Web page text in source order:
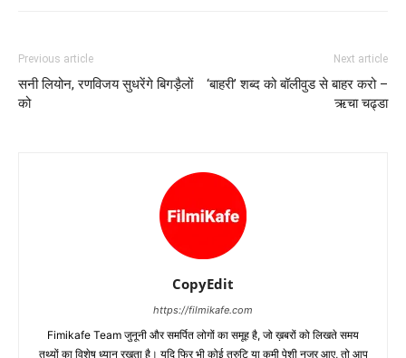
Previous article
सनी लियोन, रणविजय सुधरेंगे बिगड़ैलों
को
Next article
‘बाहरी’ शब्‍द को बॉलीवुड से बाहर करो –
ऋचा चढ्डा
CopyEdit
https://filmikafe.com
Fimikafe Team जुनूनी और समर्पित लोगों का समूह है, जो ख़बरों को लिखते समय
तथ्‍यों का विशेष ध्‍यान रखता है। यदि फिर भी कोई त्रुटि या कमी पेशी नजर आए, तो आप